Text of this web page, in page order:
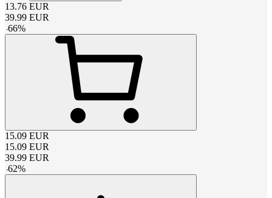
13.76 EUR
39.99 EUR
-66%
15.09 EUR
15.09 EUR
39.99 EUR
-62%